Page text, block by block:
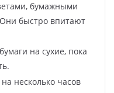
бумажными
быстро впитают
на сухие, пока
несколько часов